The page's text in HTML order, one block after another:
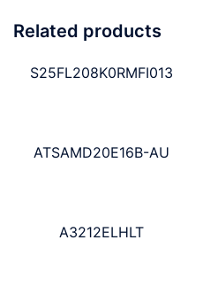
Related products
S25FL208K0RMFI013
ATSAMD20E16B-AU
A3212ELHLT